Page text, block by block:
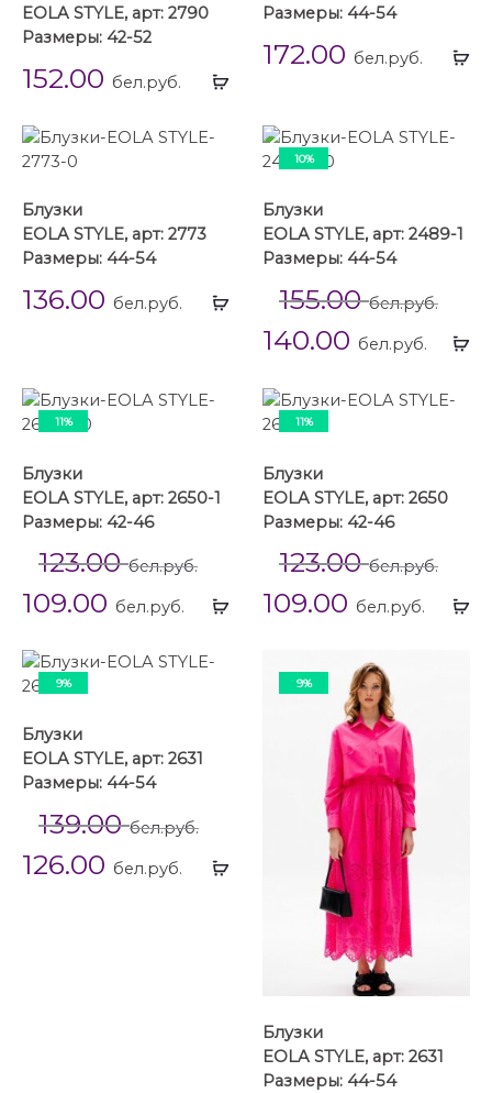
Выбрать
EOLA STYLE, арт: 2790
Размеры: 42-52
152.00 бел.руб.
Размеры: 44-54
172.00 бел.руб.
Выбрать
Блузки
EOLA STYLE, арт: 2773
Размеры: 44-54
136.00 бел.руб.
10%
Блузки
EOLA STYLE, арт: 2489-1
Размеры: 44-54
155.00бел.руб.
140.00 бел.руб.
11%
Выбрать
Блузки
EOLA STYLE, арт: 2650-1
Размеры: 42-46
123.00бел.руб.
109.00 бел.руб.
11%
Блузки
EOLA STYLE, арт: 2650
Размеры: 42-46
123.00бел.руб.
109.00 бел.руб.
9%
Выбрать
Блузки
EOLA STYLE, арт: 2631
Размеры: 44-54
139.00бел.руб.
126.00 бел.руб.
9%
Блузки
EOLA STYLE, арт: 2631
Размеры: 44-54